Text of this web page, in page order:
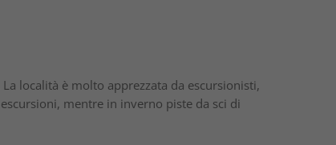
località è molto apprezzata da escursionisti,
mentre in inverno piste da sci di